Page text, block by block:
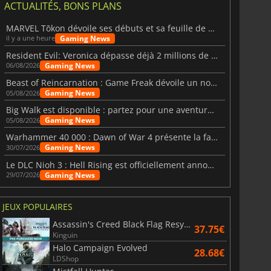
6.75€
WARHAMMER 3
15.48
ACTUALITÉS, BONS PLANS
MARVEL Tōkon dévoile ses débuts et sa feuille de route
il y a une heure Gaming News
Resident Evil: Veronica dépasse déjà 2 millions de wishlists
06/08/2026 Gaming News
Beast of Reincarnation : Game Freak dévoile un nouveau pari
05/08/2026 Gaming News
Big Walk est disponible : partez pour une aventure entre amis
05/08/2026 Gaming News
Warhammer 40 000 : Dawn of War 4 présente la faction des Nécrons
30/07/2026 Gaming News
Le DLC Nioh 3 : Hell Rising est officiellement annoncé
29/07/2026 Gaming News
JEUX POPULAIRES
Assassin's Creed Black Flag Resynced
Kinguin 37.75€
Halo Campaign Evolved
LDShop 28.68€